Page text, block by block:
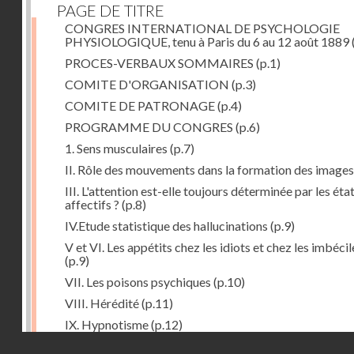
PAGE DE TITRE
CONGRES INTERNATIONAL DE PSYCHOLOGIE
PHYSIOLOGIQUE, tenu à Paris du 6 au 12 août 1889
PROCES-VERBAUX SOMMAIRES (p.1)
COMITE D'ORGANISATION (p.3)
COMITE DE PATRONAGE(p.4)
PROGRAMME DU CONGRES (p.6)
1. Sens musculaires (p.7)
II. Rôle des mouvements dans la formation des images
III. L'attention est-elle toujours déterminée par les
affectifs ? (p.8)
IV.Etude statistique des hallucinations (p.9)
V et VI. Les appétits chez les idiots et chez les
(p.9)
VII. Les poisons psychiques (p.10)
VIII. Hérédité(p.11)
IX. Hypnotisme(p.12)